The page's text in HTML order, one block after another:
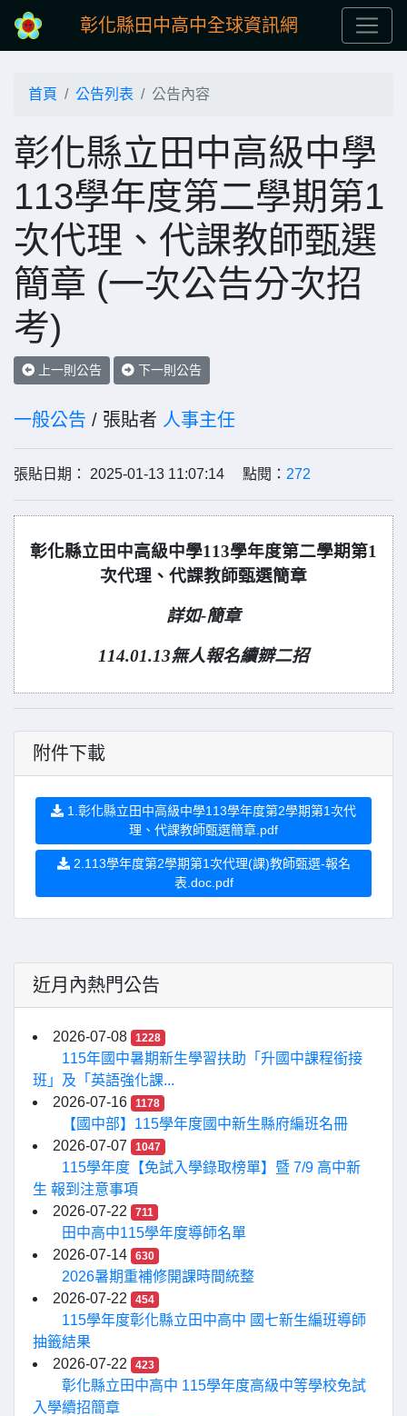
彰化縣田中高中全球資訊網
首頁 公告列表 公告內容
彰化縣立田中高級中學
113學年度第二學期第1
次代理、代課教師甄選
簡章 (一次公告分次招
考)
上一則公告 下一則公告
一般公告 / 張貼者 人事主任
張貼日期： 2025-01-13 11:07:14 點閱： 272
彰化縣立田中高級中學113學年度第二學期第1
次代理、代課教師甄選簡章
詳如-簡章
114.01.13無人報名續辧二招
附件下載
1.彰化縣立田中高級中學113學年度第2學期第1次代
理、代課教師甄選簡章.pdf
2.113學年度第2學期第1次代理(課)教師甄選-報名
表.doc.pdf
近月內熱門公告
2026-07-08 1228
115年國中暑期新生學習扶助「升國中課程銜接
班」及「英語強化課...
2026-07-16
1178
【國中部】115學年度國中新生縣府編班名冊
2026-07-07
1047
115學年度【免試入學錄取榜單】暨 7/9 高中新
生 報到注意事項
2026-07-22
711
田中高中115學年度導師名單
2026-07-14
630
2026暑期重補修開課時間統整
2026-07-22
454
115學年度彰化縣立田中高中 國七新生編班導師
抽籤結果
2026-07-22
423
彰化縣立田中高中 115學年度高級中等學校免試
入學續招簡章